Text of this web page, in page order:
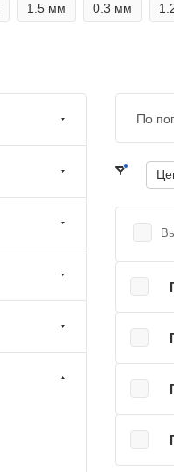
1.5 мм 0.3 мм
По